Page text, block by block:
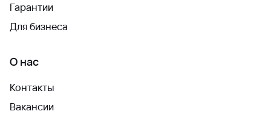
Гарантии
Для бизнеса
О нас
Контакты
Вакансии